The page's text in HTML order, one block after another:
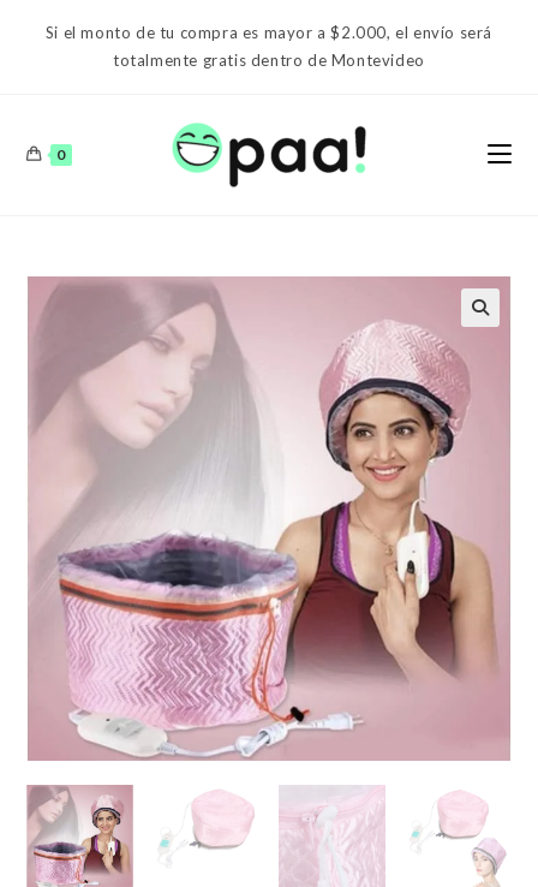
Si el monto de tu compra es mayor a $2.000, el envío será
totalmente gratis dentro de Montevideo
0